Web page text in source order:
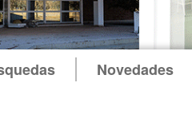
Novedades